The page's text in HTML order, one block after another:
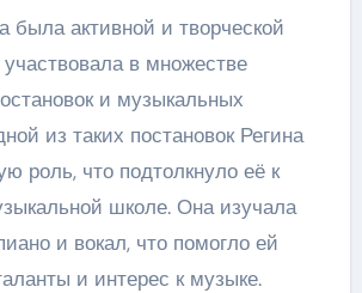
была активной и творческой
в множестве
и музыкальных
из таких постановок Регина
роль, что подтолкнуло её к
школе. Она изучала
и вокал, что помогло ей
и интерес к музыке.